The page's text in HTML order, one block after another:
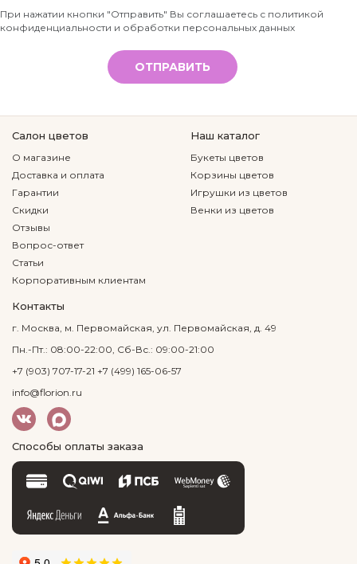
Телефон
*
При нажатии кнопки "Отправить" Вы соглашаетесь с политикой
конфиденциальности и обработки персональных данных
ОТПРАВИТЬ
Салон цветов
О магазине
Доставка и оплата
Гарантии
Скидки
Отзывы
Вопрос-ответ
Статьи
Корпоративным клиентам
Наш каталог
Букеты цветов
Корзины цветов
Игрушки из цветов
Венки из цветов
Контакты
г. Москва, м. Первомайская, ул. Первомайская, д. 49
Пн.-Пт.: 08:00-22:00, Сб-Вс.: 09:00-21:00
+7 (903) 707-17-21 +7 (499) 165-06-57
info@florion.ru
Способы оплаты заказа